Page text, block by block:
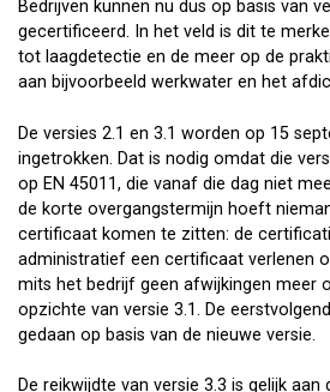
Bedrijven kunnen nu dus op basis van
gecertificeerd. In het veld is dit te
tot laagdetectie en de meer op de
aan bijvoorbeeld werkwater en het
De versies 2.1 en 3.1 worden op 15
ingetrokken. Dat is nodig omdat die
op EN 45011, die vanaf die dag niet
de korte overgangstermijn hoeft
certificaat komen te zitten: de
administratief een certificaat verlenen
mits het bedrijf geen afwijkingen meer
opzichte van versie 3.1. De
gedaan op basis van de nieuwe versie.
De reikwijdte van versie 3.3 is gelijk aan